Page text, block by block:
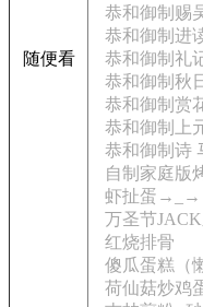
随便看
恭和御制赐
恭和御制进
恭和御制礼
恭和御制秋
恭和御制赏
恭和御制上
恭和御制诗
自制家庭版
虾扯蛋→_→
万圣节
红烧排骨
傻瓜蛋糕（
荷仙菇炒鸡